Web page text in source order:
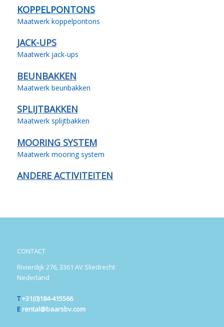
KOPPELPONTONS
Maatwerk koppelpontons
JACK-UPS
Maatwerk jack-ups
BEUNBAKKEN
Maatwerk beunbakken
SPLIJTBAKKEN
Maatwerk splijtbakken
MOORING SYSTEM
Maatwerk mooring system
ANDERE ACTIVITEITEN
CONTACT
Rivierdijk 276, 3361 AV Sliedrecht
Nederland
T+31(0)184-415566
E rental@baarsbv.com